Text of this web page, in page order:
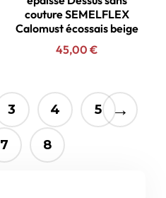
couture SEMELFLEX
Calomust écossais beige
45,00 €
3 4 5
7 8
→